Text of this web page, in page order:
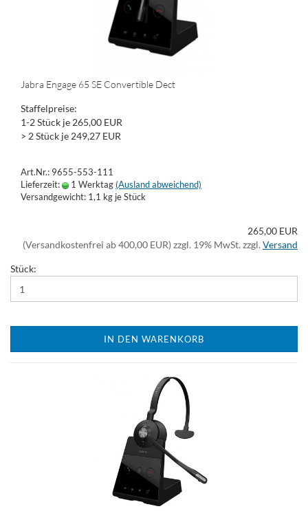
Jabra Engage 65 SE Convertible Dect
Staffelpreise:
1-2 Stück je 265,00 EUR
> 2 Stück je 249,27 EUR
Art.Nr.: 9655-553-111
Lieferzeit:
1 Werktag(Ausland abweichend)
Versandgewicht: 1,1 kg je Stück
265,00 EUR
(Versandkostenfrei ab 400,00 EUR) zzgl. 19% MwSt. zzgl. Versand
Stück:
IN DEN WARENKORB